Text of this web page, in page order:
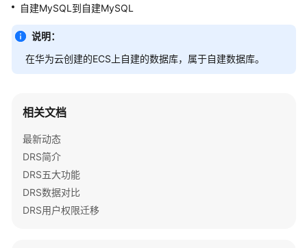
费
说
明
门
用
户
指
南
自建MySQL到自建MySQL
说明：
在华为云创建的ECS上自建的数据库，属于自建数据库。
相关文档
最新动态
DRS简介
DRS五大功能
DRS数据对比
DRS用户权限迁移